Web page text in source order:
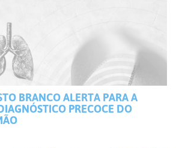
BRANCO ALERTA PARA A
PRECOCE DO